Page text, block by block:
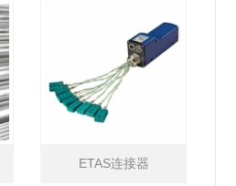
ETAS连接器